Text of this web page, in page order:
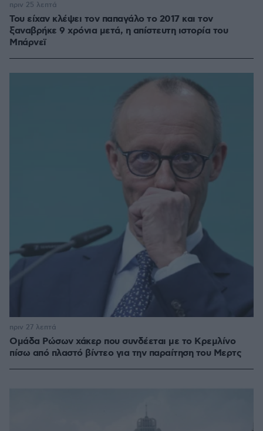
Του είχαν κλέψει τον παπαγάλο το 2017 και τον
ξαναβρήκε 9 χρόνια μετά, η απίστευτη ιστορία του
Μπάρνεϊ
πριν 25 λεπτά
Ομάδα Ρώσων χάκερ που συνδέεται με το Κρεμλίνο
πίσω από πλαστό βίντεο για την παραίτηση του Μερτς
πριν 27 λεπτά